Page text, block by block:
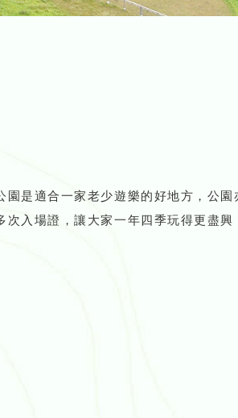
園是適合一家老少遊樂的好地方，公園
次入場證，讓大家一年四季玩得更盡興